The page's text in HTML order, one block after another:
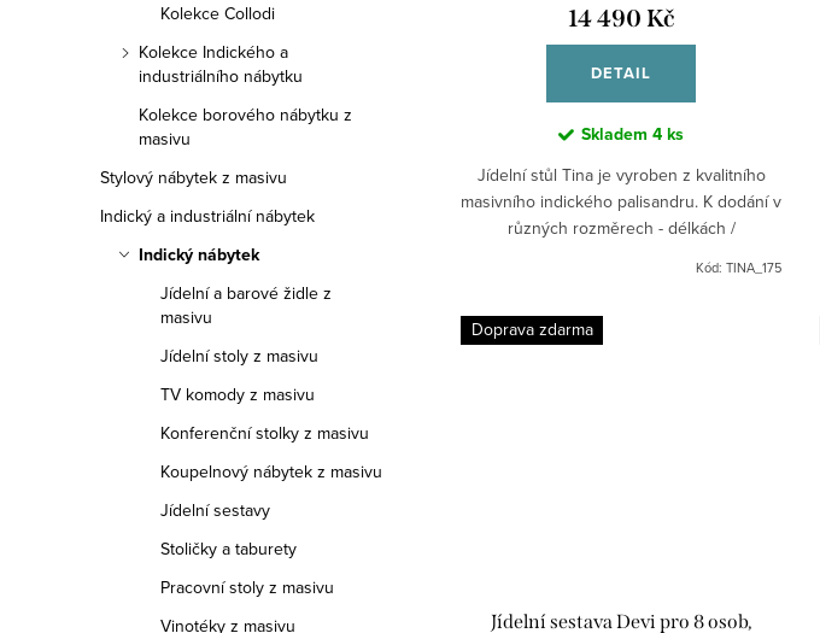
Kolekce Collodi
Kolekce Indického a
industriálního nábytku
Kolekce borového nábytku z
masivu
Stylový nábytek z masivu
Indický a industriální nábytek
Indický nábytek
Jídelní a barové židle z
masivu
Jídelní stoly z masivu
TV komody z masivu
Konferenční stolky z masivu
Koupelnový nábytek z masivu
Jídelní sestavy
Stoličky a taburety
Pracovní stoly z masivu
Vinotéky z masivu
14 490 Kč
DETAIL
Skladem4 ks
Jídelní stůl Tina je vyroben z kvalitního
masivního indického palisandru. K dodání v
různých rozměrech - délkách /
Kód:TINA_175
Doprava zdarma
Jídelní sestava Devi pro 8 osob,